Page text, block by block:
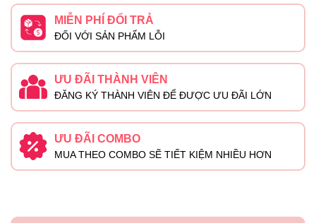
MIỄN PHÍ ĐỔI TRẢ
ĐỐI VỚI SẢN PHẨM LỖI
ƯU ĐÃI THÀNH VIÊN
ĐĂNG KÝ THÀNH VIÊN ĐỂ ĐƯỢC ƯU ĐÃI LỚN
ƯU ĐÃI COMBO
MUA THEO COMBO SẼ TIẾT KIỆM NHIỀU HƠN